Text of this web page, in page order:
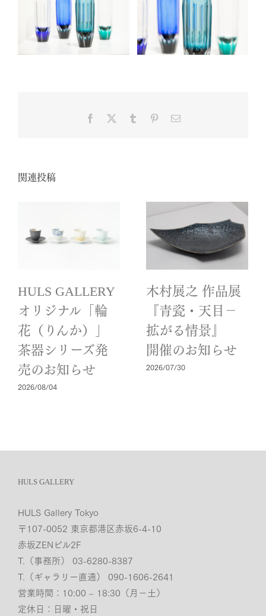
Facebook Tumblr Pinterest
電
関連投稿
HULS GALLERY
オリジナル「輪
花（りんか）」
茶器シリーズ発
売のお知らせ
2026/08/04
木村展之 作品展
『青瓷・天目－
拡がる情景』
開催のお知らせ
2026/07/30
HULS GALLERY
HULS Gallery Tokyo
〒107-0052 東京都港区赤坂6-4-10
赤坂ZENビル2F
T.（事務所） 03-6280-8387
T.（ギャラリー直通） 090-1606-2641
営業時間：10:00 – 18:30（月−土）
定休日：日曜・祝日